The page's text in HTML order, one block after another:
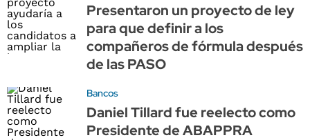
Presentaron un proyecto de ley
para que definir a los
compañeros de fórmula después
de las PASO
Bancos
Daniel Tillard fue reelecto como
Presidente de ABAPPRA